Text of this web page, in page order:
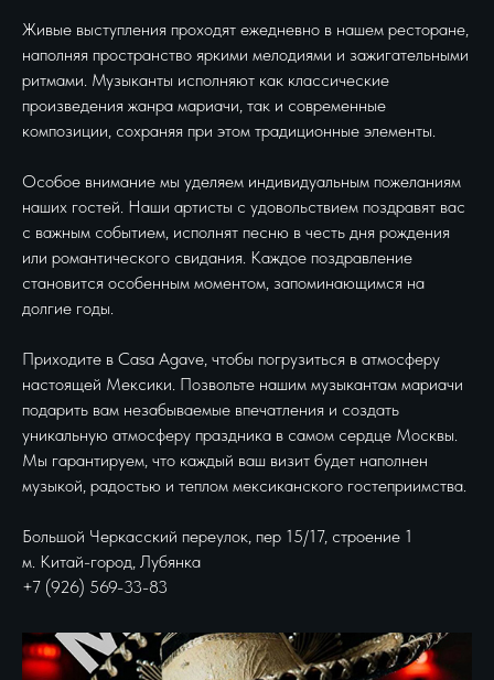
Живые выступления проходят ежедневно в нашем ресторане,
наполняя пространство яркими мелодиями и зажигательными
ритмами. Музыканты исполняют как классические
произведения жанра мариачи, так и современные
композиции, сохраняя при этом традиционные элементы.
Особое внимание мы уделяем индивидуальным пожеланиям
наших гостей. Наши артисты с удовольствием поздравят вас
с важным событием, исполнят песню в честь дня рождения
или романтического свидания. Каждое поздравление
становится особенным моментом, запоминающимся на
долгие годы.
Приходите в Casa Agave, чтобы погрузиться в атмосферу
настоящей Мексики. Позвольте нашим музыкантам мариачи
подарить вам незабываемые впечатления и создать
уникальную атмосферу праздника в самом сердце Москвы.
Мы гарантируем, что каждый ваш визит будет наполнен
музыкой, радостью и теплом мексиканского гостеприимства.
Большой Черкасский переулок, пер 15/17, строение 1
м. Китай-город, Лубянка
+7 (926) 569-33-83